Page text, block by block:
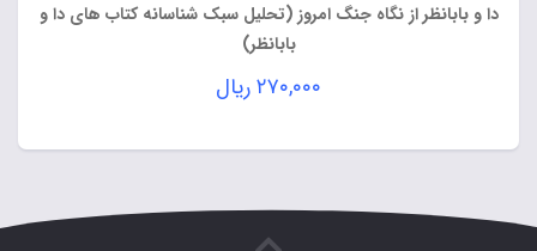
دا و بابانظر از نگاه جنگ امروز (تحلیل سبک شناسانه کتاب های دا و
بابانظر)
۲۷۰,۰۰۰ریال